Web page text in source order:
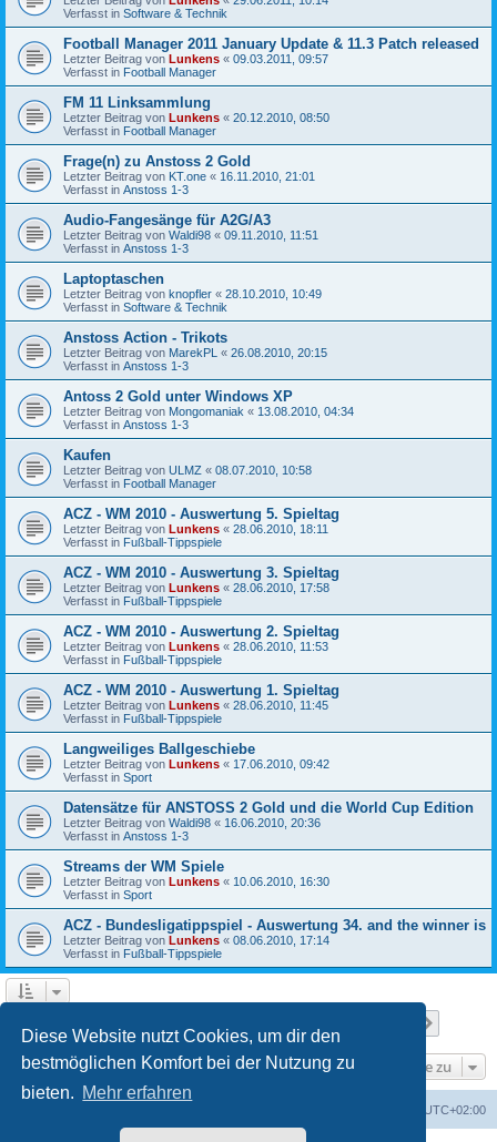
Diese Website nutzt Cookies, um dir den
bestmöglichen Komfort bei der Nutzung zu
bieten. Mehr erfahren
Verfasst in Software & Technik
Football Manager 2011 January Update & 11.3 Patch released
Letzter Beitrag von Lunkens « 09.03.2011, 09:57
Verfasst in Football Manager
FM 11 Linksammlung
Letzter Beitrag von Lunkens « 20.12.2010, 08:50
Verfasst in Football Manager
Frage(n) zu Anstoss 2 Gold
Letzter Beitrag von KT.one « 16.11.2010, 21:01
Verfasst in Anstoss 1-3
Audio-Fangesänge für A2G/A3
Letzter Beitrag von Waldi98 « 09.11.2010, 11:51
Verfasst in Anstoss 1-3
Laptoptaschen
Letzter Beitrag von knopfler « 28.10.2010, 10:49
Verfasst in Software & Technik
Anstoss Action - Trikots
Letzter Beitrag von MarekPL « 26.08.2010, 20:15
Verfasst in Anstoss 1-3
Antoss 2 Gold unter Windows XP
Letzter Beitrag von Mongomaniak « 13.08.2010, 04:34
Verfasst in Anstoss 1-3
Kaufen
Letzter Beitrag von ULMZ « 08.07.2010, 10:58
Verfasst in Football Manager
ACZ - WM 2010 - Auswertung 5. Spieltag
Letzter Beitrag von Lunkens « 28.06.2010, 18:11
Verfasst in Fußball-Tippspiele
ACZ - WM 2010 - Auswertung 3. Spieltag
Letzter Beitrag von Lunkens « 28.06.2010, 17:58
Verfasst in Fußball-Tippspiele
ACZ - WM 2010 - Auswertung 2. Spieltag
Letzter Beitrag von Lunkens « 28.06.2010, 11:53
Verfasst in Fußball-Tippspiele
ACZ - WM 2010 - Auswertung 1. Spieltag
Letzter Beitrag von Lunkens « 28.06.2010, 11:45
Verfasst in Fußball-Tippspiele
Langweiliges Ballgeschiebe
Letzter Beitrag von Lunkens « 17.06.2010, 09:42
Verfasst in Sport
Datensätze für ANSTOSS 2 Gold und die World Cup Edition
Letzter Beitrag von Waldi98 « 16.06.2010, 20:36
Verfasst in Anstoss 1-3
Streams der WM Spiele
Letzter Beitrag von Lunkens « 10.06.2010, 16:30
Verfasst in Sport
ACZ - Bundesligatippspiel - Auswertung 34. and the winner is
Letzter Beitrag von Lunkens « 08.06.2010, 17:14
Verfasst in Fußball-Tippspiele
Gehe zu
UTC+02:00